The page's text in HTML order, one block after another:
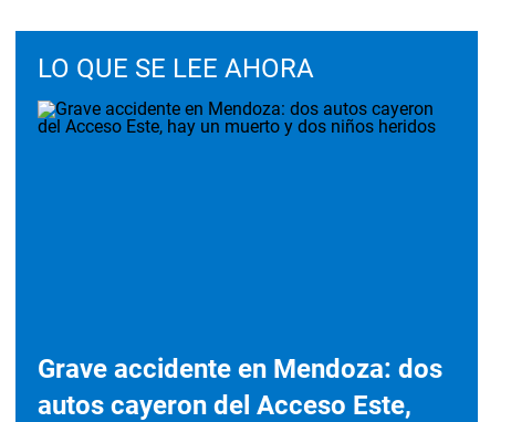
LO QUE SE LEE AHORA
Grave accidente en Mendoza: dos
autos cayeron del Acceso Este,